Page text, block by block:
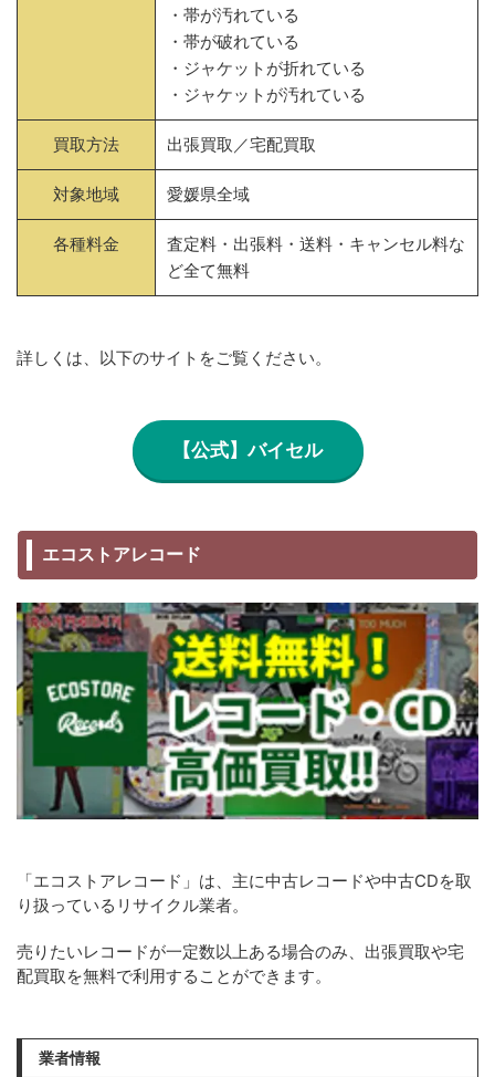
・帯が汚れている
・帯が破れている
・ジャケットが折れている
・ジャケットが汚れている
買取方法 出張買取／宅配買取
対象地域 愛媛県全域
各種料金
査定料・出張料・送料・キャンセル料な
ど全て無料
詳しくは、以下のサイトをご覧ください。
【公式】バイセル
エコストアレコード
「エコストアレコード」は、主に中古レコードや中古CDを取
り扱っているリサイクル業者。
売りたいレコードが一定数以上ある場合のみ、出張買取や宅
配買取を無料で利用することができます。
業者情報